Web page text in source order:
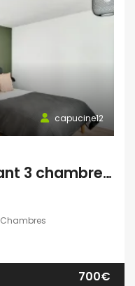
capucine12
Colocation comprenant 3 chambres (1 seule chambre de disponible)
Chambres
700€